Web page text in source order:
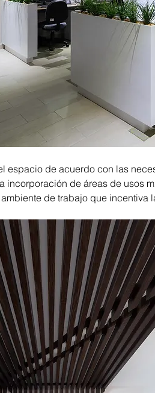
espacio de acuerdo con las
incorporación de áreas de usos
de trabajo que incentiva